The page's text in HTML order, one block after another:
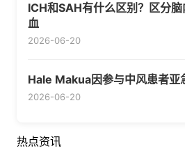
ICH和SAH有什么区别？区分
血
2026-06-20
Hale Makua因参与中风患者亚
2026-06-20
热点资讯